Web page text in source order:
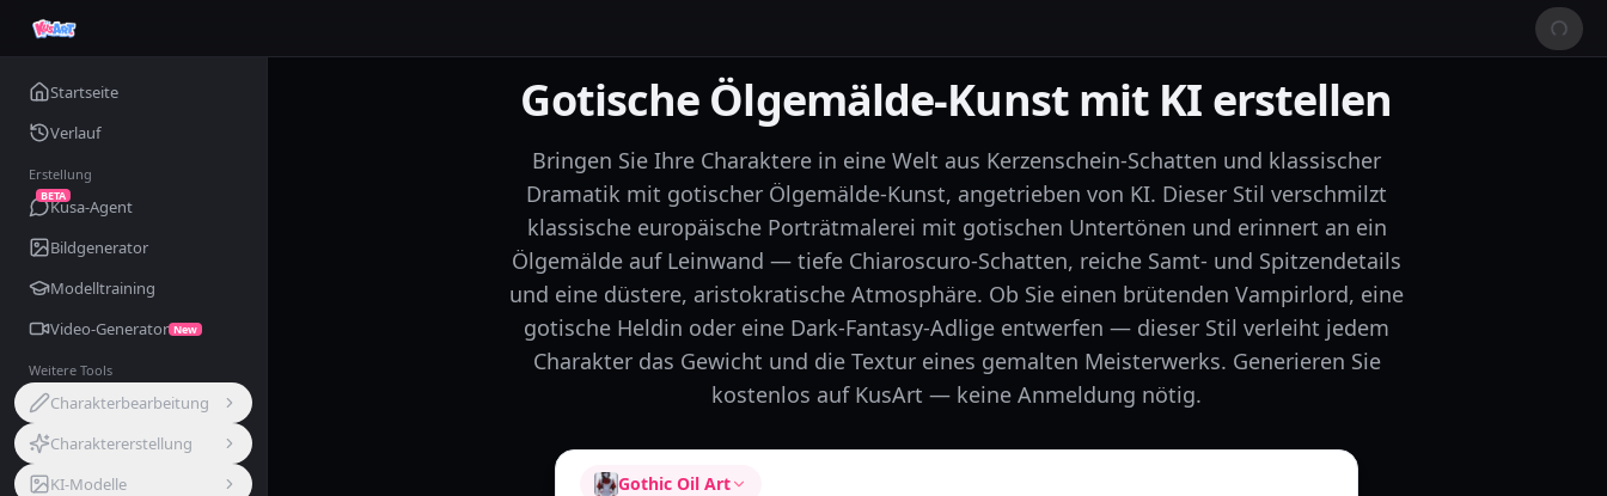
Startseite
Verlauf
Erstellung
BETA
Kusa-Agent
Bildgenerator
Modelltraining
Video-Generator New
Weitere Tools
Charakterbearbeitung
Charaktererstellung
KI-Modelle
Gotische Ölgemälde-Kunst mit KI erstellen
Bringen Sie Ihre Charaktere in eine Welt aus Kerzenschein-Schatten und klassischer
Dramatik mit gotischer Ölgemälde-Kunst, angetrieben von KI. Dieser Stil verschmilzt
klassische europäische Porträtmalerei mit gotischen Untertönen und erinnert an ein
Ölgemälde auf Leinwand — tiefe Chiaroscuro-Schatten, reiche Samt- und Spitzendetails
und eine düstere, aristokratische Atmosphäre. Ob Sie einen brütenden Vampirlord, eine
gotische Heldin oder eine Dark-Fantasy-Adlige entwerfen — dieser Stil verleiht jedem
Charakter das Gewicht und die Textur eines gemalten Meisterwerks. Generieren Sie
kostenlos auf KusArt — keine Anmeldung nötig.
Gothic Oil Art